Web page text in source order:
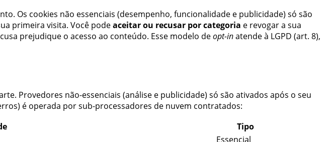
Os cookies não essenciais (desempenho, funcionalidade e publicidade) só são
primeira visita. Você podeaceitar ou recusar por categoria e revogar a sua
prejudique o acesso ao conteúdo. Esse modelo deopt-inatende à LGPD (art. 8),
Provedores não-essenciais (análise e publicidade) só são ativados após o seu
é operada por sub-processadores de nuvem contratados:
Tipo
Essencial